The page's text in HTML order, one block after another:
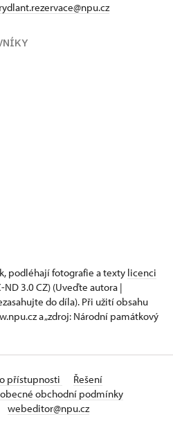
podléhají fotografie a texty licenci
ND 3.0 CZ) (Uveďte autora |
do díla). Při užití obsahu
a „zdroj: Národní památkový
přístupnosti
Řešení
obchodní podmínky
webeditor@npu.cz